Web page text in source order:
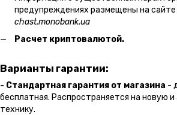
предупреждениях размещены на сайте
chast.monobank.ua
Расчет криптовалютой.
Варианты гарантии:
- Стандартная гарантия от магазина -
бесплатная. Распространяется на новую
технику.